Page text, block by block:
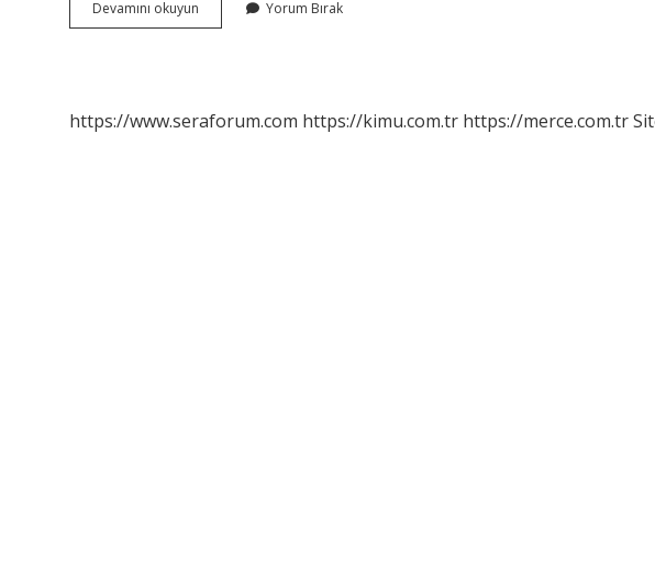
Devamını okuyun
Kapak
Yorum Bırak
https://www.seraforum.com https://kimu.com.tr https://merce.com.tr